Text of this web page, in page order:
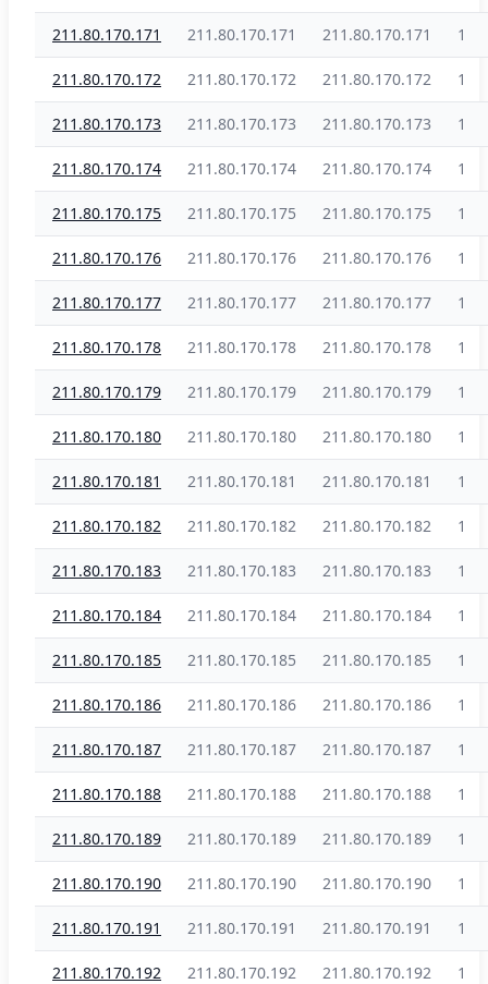
211.80.170.171 211.80.170.171 211.80.170.171 1
211.80.170.172 211.80.170.172 211.80.170.172 1
211.80.170.173 211.80.170.173 211.80.170.173 1
211.80.170.174 211.80.170.174 211.80.170.174 1
211.80.170.175 211.80.170.175 211.80.170.175 1
211.80.170.176 211.80.170.176 211.80.170.176 1
211.80.170.177 211.80.170.177 211.80.170.177 1
211.80.170.178 211.80.170.178 211.80.170.178 1
211.80.170.179 211.80.170.179 211.80.170.179 1
211.80.170.180 211.80.170.180 211.80.170.180 1
211.80.170.181 211.80.170.181 211.80.170.181 1
211.80.170.182 211.80.170.182 211.80.170.182 1
211.80.170.183 211.80.170.183 211.80.170.183 1
211.80.170.184 211.80.170.184 211.80.170.184 1
211.80.170.185 211.80.170.185 211.80.170.185 1
211.80.170.186 211.80.170.186 211.80.170.186 1
211.80.170.187 211.80.170.187 211.80.170.187 1
211.80.170.188 211.80.170.188 211.80.170.188 1
211.80.170.189 211.80.170.189 211.80.170.189 1
211.80.170.190 211.80.170.190 211.80.170.190 1
211.80.170.191 211.80.170.191 211.80.170.191 1
211.80.170.192 211.80.170.192 211.80.170.192 1